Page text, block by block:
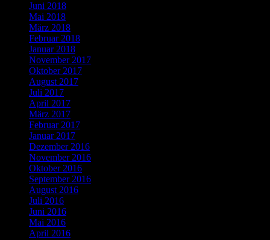
Juni 2018
Mai 2018
März 2018
Februar 2018
Januar 2018
November 2017
Oktober 2017
August 2017
Juli 2017
April 2017
März 2017
Februar 2017
Januar 2017
Dezember 2016
November 2016
Oktober 2016
September 2016
August 2016
Juli 2016
Juni 2016
Mai 2016
April 2016